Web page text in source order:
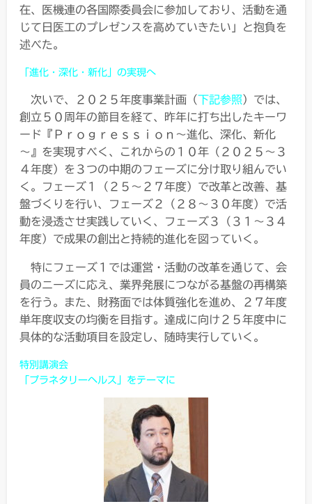
在、医機連の各国際委員会に参加しており、活動を通
じて日医工のプレゼンスを高めていきたい」と抱負を
述べた。
「進化・深化・新化」の実現へ
次いで、２０２５年度事業計画（下記参照）では、
創立５０周年の節目を経て、昨年に打ち出したキーワ
ード『Ｐｒｏｇｒｅｓｓｉｏｎ～進化、深化、新化
～』を実現すべく、これからの１０年（２０２５～３
４年度）を３つの中期のフェーズに分け取り組んでい
く。フェーズ１（２５～２７年度）で改革と改善、基
盤づくりを行い、フェーズ２（２８～３０年度）で活
動を浸透させ実践していく、フェーズ３（３１～３４
年度）で成果の創出と持続的進化を図っていく。
特にフェーズ１では運営・活動の改革を通じて、会
員のニーズに応え、業界発展につながる基盤の再構築
を行う。また、財務面では体質強化を進め、２７年度
単年度収支の均衡を目指す。達成に向け２５年度中に
具体的な活動項目を設定し、随時実行していく。
特別講演会
「プラネタリーヘルス」をテーマに